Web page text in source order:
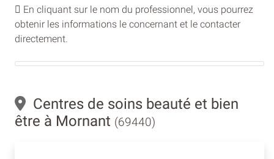
En cliquant sur le nom du professionnel, vous pourrez
obtenir les informations le concernant et le contacter
directement.
Centres de soins beauté et bien
être à Mornant (69440)